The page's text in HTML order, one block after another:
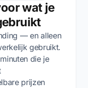
wat je
— en alleen
gebruikt.
die je
prijzen